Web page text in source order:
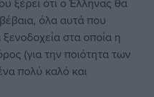
όλα αυτά που
στα οποία η
(για την ποιότητα των
πολύ καλό και